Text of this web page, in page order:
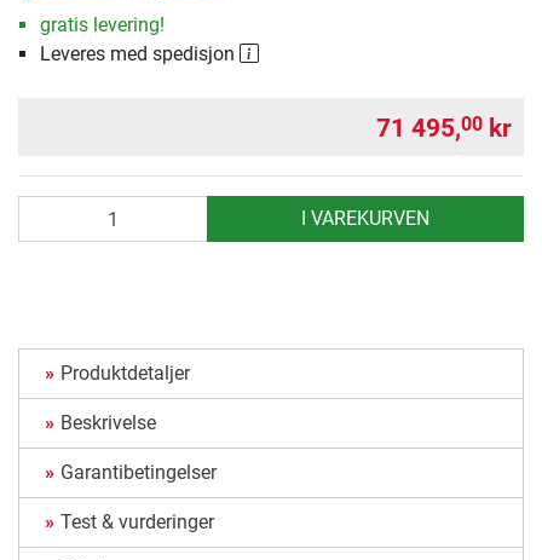
gratis levering!
Leveres med spedisjon
71 495,00 kr
I VAREKURVEN
Produktdetaljer
Beskrivelse
Garantibetingelser
Test & vurderinger